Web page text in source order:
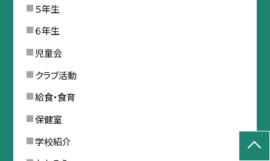
５年生
６年生
児童会
クラブ活動
給食・食育
保健室
学校紹介